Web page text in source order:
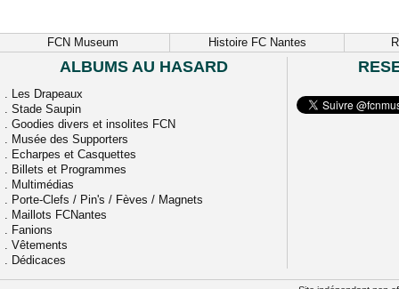
FCN Museum Histoire FC Nantes
ALBUMS AU HASARD
. Les Drapeaux
. Stade Saupin
. Goodies divers et insolites FCN
. Musée des Supporters
. Echarpes et Casquettes
. Billets et Programmes
. Multimédias
. Porte-Clefs / Pin's / Fèves / Magnets
. Maillots FCNantes
. Fanions
. Vêtements
. Dédicaces